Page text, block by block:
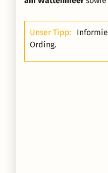
Unser Tipp:
Ording.